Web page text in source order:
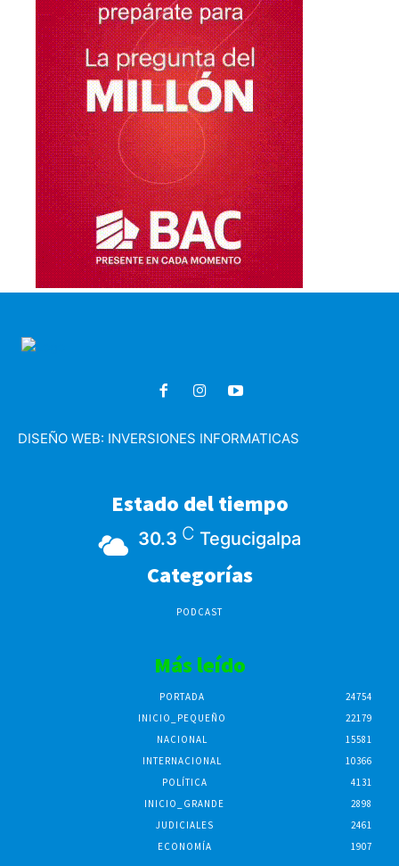
DISEÑO WEB: INVERSIONES INFORMATICAS
Estado del tiempo
30.3 C Tegucigalpa
Categorías
PODCAST
Más leído
PORTADA
24754
INICIO_PEQUEÑO
22179
NACIONAL
15581
INTERNACIONAL
10366
POLÍTICA
4131
INICIO_GRANDE
2898
JUDICIALES
2461
ECONOMÍA
1907